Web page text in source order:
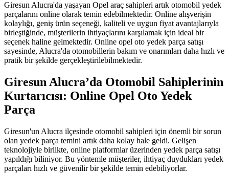
Giresun Alucra'da yaşayan Opel araç sahipleri artık otomobil yedek
parçalarını online olarak temin edebilmektedir. Online alışverişin
kolaylığı, geniş ürün seçeneği, kaliteli ve uygun fiyat avantajlarıyla
birleştiğinde, müşterilerin ihtiyaçlarını karşılamak için ideal bir
seçenek haline gelmektedir. Online opel oto yedek parça satışı
sayesinde, Alucra'da otomobillerin bakım ve onarımları daha hızlı ve
pratik bir şekilde gerçekleştirilebilmektedir.
Giresun Alucra’da Otomobil Sahiplerinin
Kurtarıcısı: Online Opel Oto Yedek
Parça
Giresun'un Alucra ilçesinde otomobil sahipleri için önemli bir sorun
olan yedek parça temini artık daha kolay hale geldi. Gelişen
teknolojiyle birlikte, online platformlar üzerinden yedek parça satışı
yapıldığı biliniyor. Bu yöntemle müşteriler, ihtiyaç duydukları yedek
parçaları hızlı ve güvenilir bir şekilde temin edebiliyorlar.